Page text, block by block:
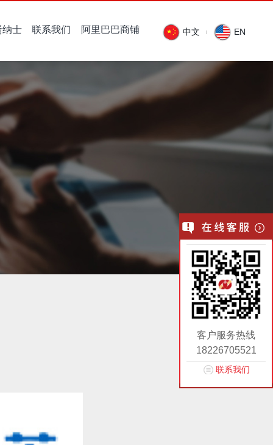
纳士 联系我们 阿里巴巴商铺 中文 EN
客户服务热线
18226705521
联系我们